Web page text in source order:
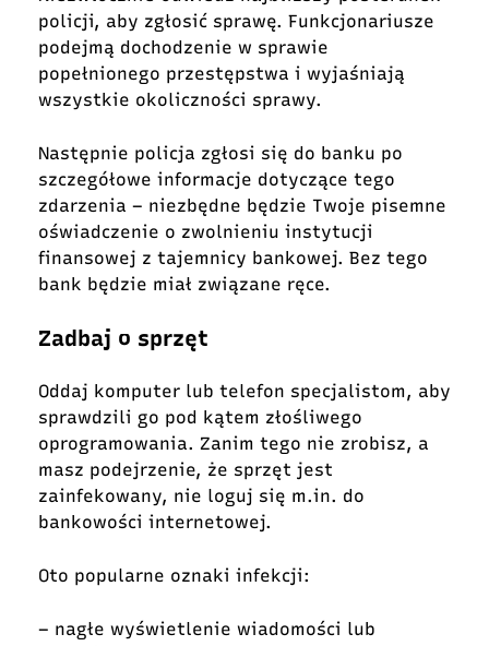
policji, aby zgłosić sprawę. Funkcjonariusze
podejmą dochodzenie w sprawie
popełnionego przestępstwa i wyjaśniają
wszystkie okoliczności sprawy.
Następnie policja zgłosi się do banku po
szczegółowe informacje dotyczące tego
zdarzenia – niezbędne będzie Twoje pisemne
oświadczenie o zwolnieniu instytucji
finansowej z tajemnicy bankowej. Bez tego
bank będzie miał związane ręce.
Zadbaj o sprzęt
Oddaj komputer lub telefon specjalistom, aby
sprawdzili go pod kątem złośliwego
oprogramowania. Zanim tego nie zrobisz, a
masz podejrzenie, że sprzęt jest
zainfekowany, nie loguj się m.in. do
bankowości internetowej.
Oto popularne oznaki infekcji:
– nagłe wyświetlenie wiadomości lub